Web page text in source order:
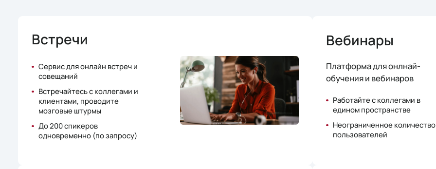
Встречи
Сервис для онлайн встреч и
совещаний
Встречайтесь с коллегами и
клиентами, проводите
мозговые штурмы
До 200 спикеров
одновременно (по запросу)
Вебинары
Платформа для онлнай-
обучения и вебинаров
Работайте с коллегами в
едином пространстве
Неограниченное количество
пользователей